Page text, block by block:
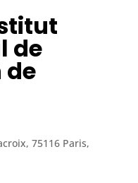
de
75116 Paris,